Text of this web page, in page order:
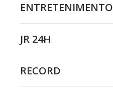
ENTRETENIMENTO
JR 24H
RECORD